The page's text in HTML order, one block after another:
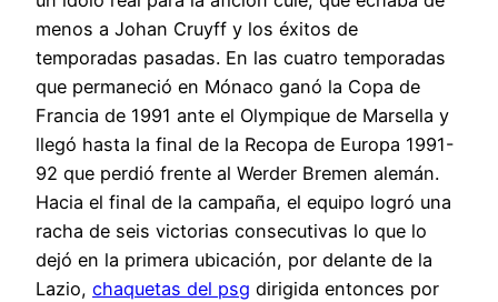
menos a Johan Cruyff y los éxitos de
temporadas pasadas. En las cuatro temporadas
que permaneció en Mónaco ganó la Copa de
Francia de 1991 ante el Olympique de Marsella y
llegó hasta la final de la Recopa de Europa 1991-
92 que perdió frente al Werder Bremen alemán.
Hacia el final de la campaña, el equipo logró una
racha de seis victorias consecutivas lo que lo
dejó en la primera ubicación, por delante de la
Lazio, chaquetas del psg dirigida entonces por